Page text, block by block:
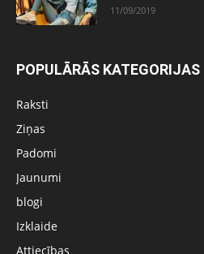
11/09/2019
POPULĀRĀS KATEGORIJAS
Raksti
Ziņas
Padomi
Jaunumi
blogi
Izklaide
Attiecības